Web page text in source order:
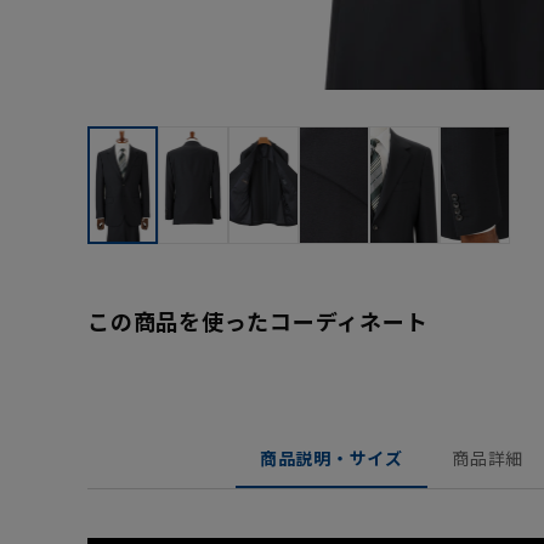
この商品を使ったコーディネート
商品説明・サイズ 商品詳細